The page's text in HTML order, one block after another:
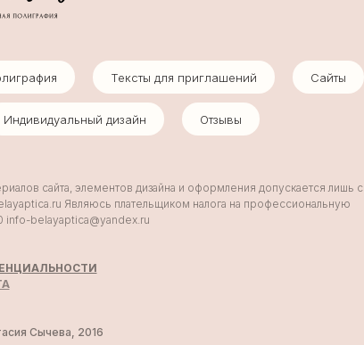
Тексты для приглашений Сайты
Индивидуальный дизайн Отзывы
сайта, элементов дизайна и оформления допускается лишь с
Являюсь плательщиком налога на профессиональную
info-belayaptica@yandex.ru
Сычева, 2016